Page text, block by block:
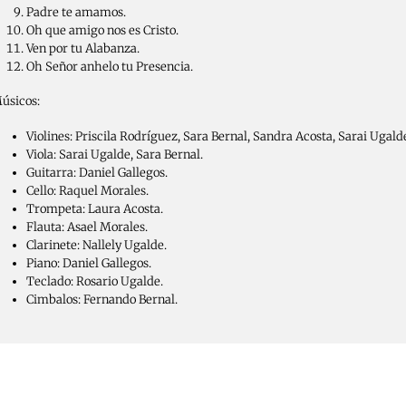
Padre te amamos.
Oh que amigo nos es Cristo.
Ven por tu Alabanza.
Oh Señor anhelo tu Presencia.
Violines: Priscila Rodríguez, Sara Bernal, Sandra Acosta, Sarai
Viola: Sarai Ugalde, Sara Bernal.
Guitarra: Daniel Gallegos.
Cello: Raquel Morales.
Trompeta: Laura Acosta.
Flauta: Asael Morales.
Clarinete: Nallely Ugalde.
Piano: Daniel Gallegos.
Teclado: Rosario Ugalde.
Cimbalos: Fernando Bernal.